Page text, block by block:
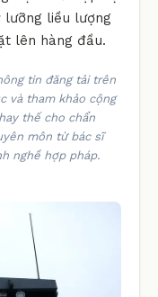
lưỡng liều lượng
lên hàng đầu.
tin đăng tải trên
và tham khảo cộng
thế cho chẩn
môn từ bác sĩ
nghề hợp pháp.